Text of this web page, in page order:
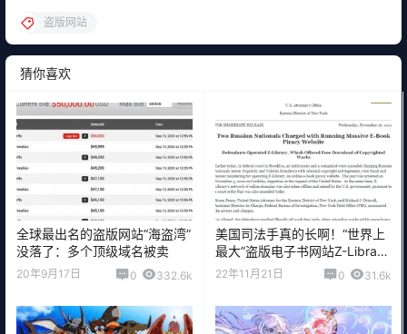
盗版网站
猜你喜欢
全球最出名的盗版网站“海盗湾”
没落了：多个顶级域名被卖
20年9月17日 0 332.6k
美国司法手真的长啊！“世界上
最大”盗版电子书网站Z-Library
经营者被FBI逮捕
22年11月21日 0 31.6k